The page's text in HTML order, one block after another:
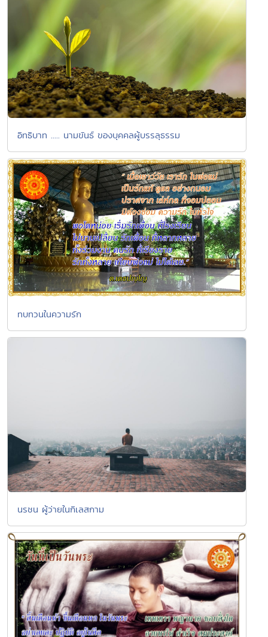
อิทธิบาท ..... นามขันธ์ ของบุคคลผู้บรรลุธรรม
ทบทวนในความรัก
นรชน ผู้ว่ายในกิเลสกาม